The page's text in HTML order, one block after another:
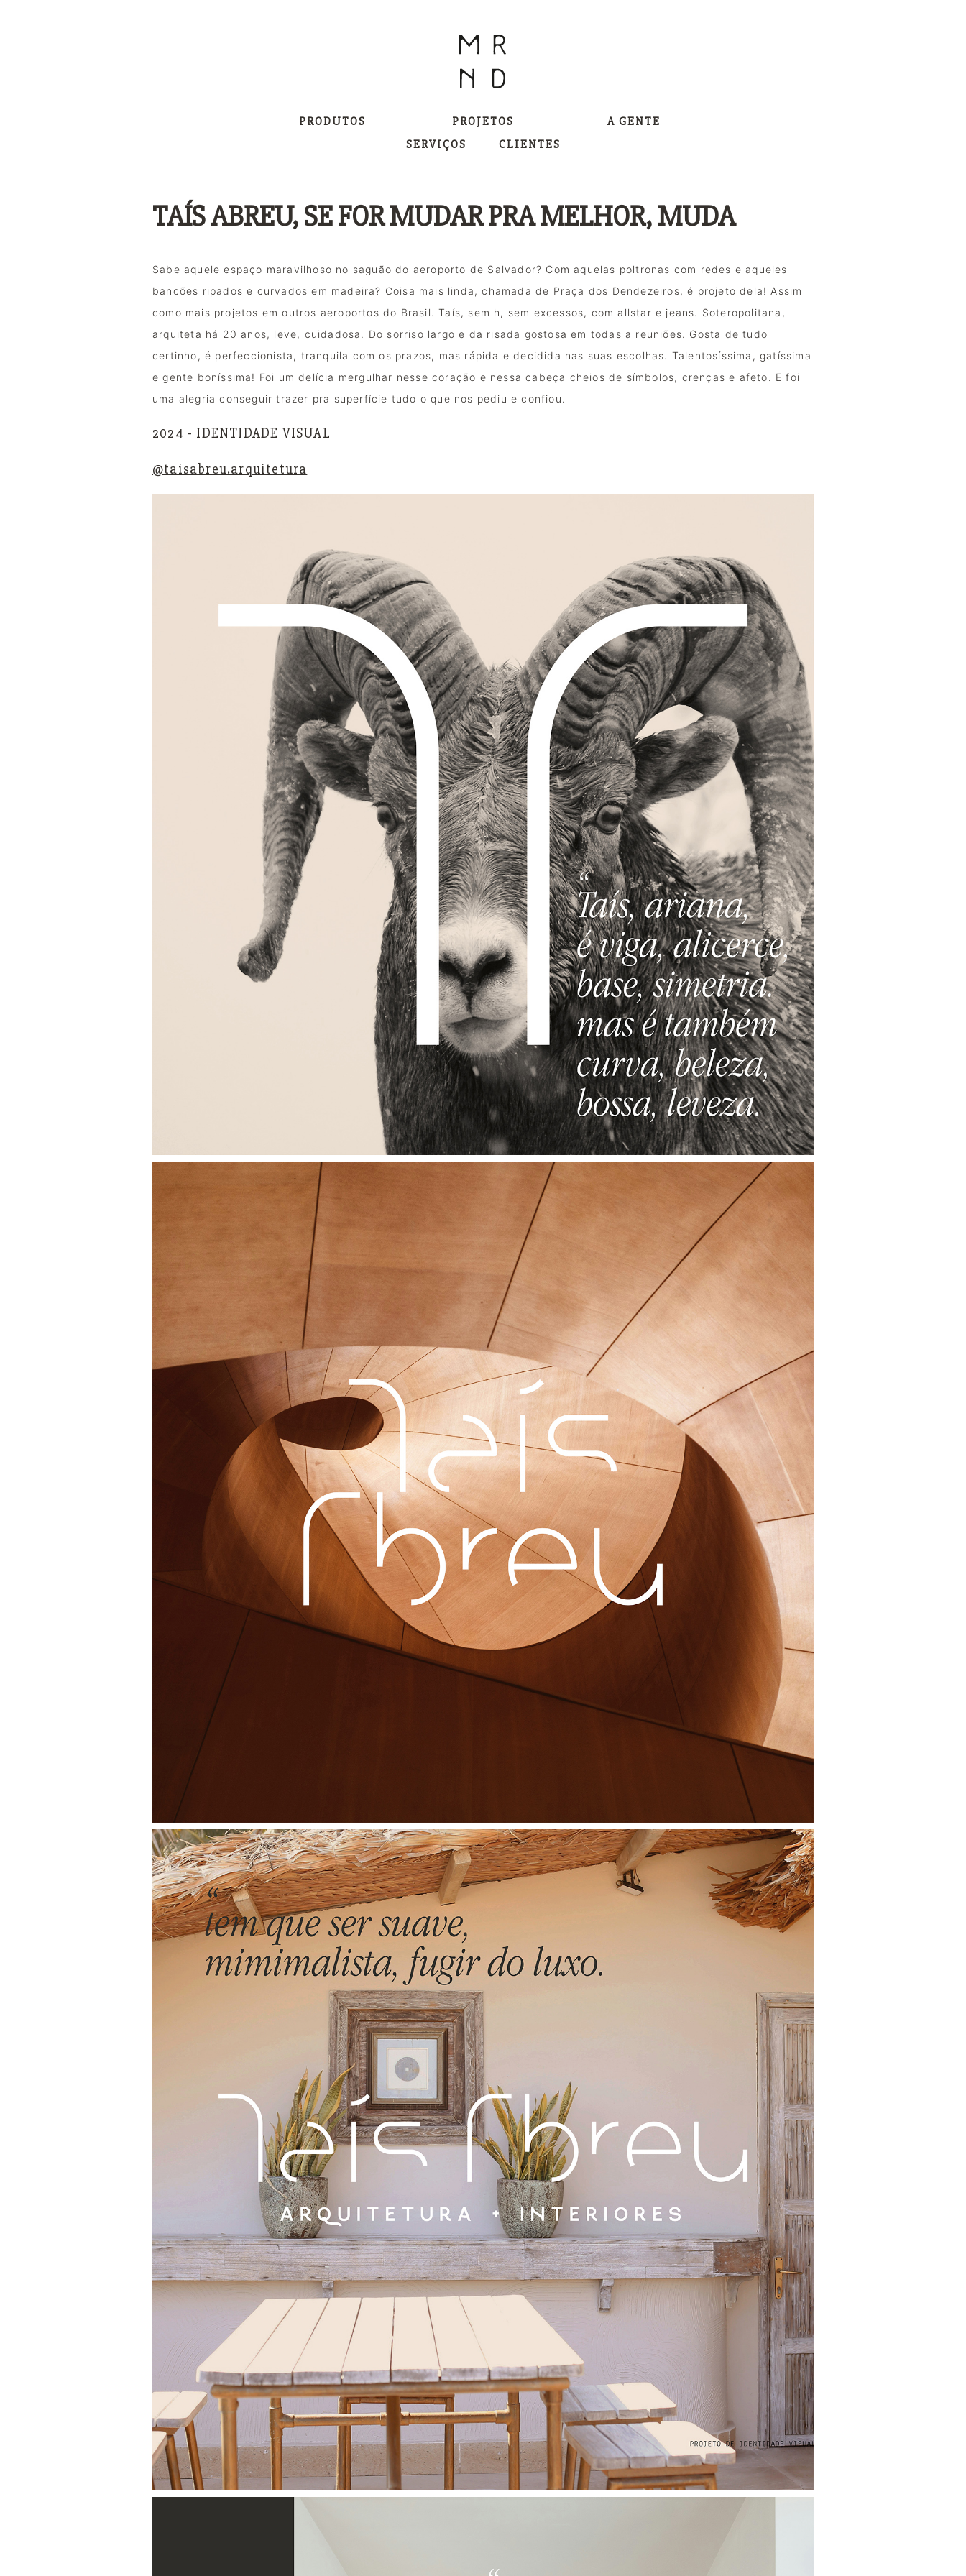
PRODUTOS
PROJETOS
SERVIÇOS
CLIENTES
A GENTE
TAÍS ABREU, SE FOR MUDAR PRA MELHOR, MUDA
Sabe aquele espaço maravilhoso no saguão do aeroporto de Salvador? Com aquelas poltronas com redes e aqueles
bancões ripados e curvados em madeira? Coisa mais linda, chamada de Praça dos Dendezeiros, é projeto dela! Assim
como mais projetos em outros aeroportos do Brasil. Taís, sem h, sem excessos, com allstar e jeans. Soteropolitana,
arquiteta há 20 anos, leve, cuidadosa. Do sorriso largo e da risada gostosa em todas a reuniões. Gosta de tudo
certinho, é perfeccionista, tranquila com os prazos, mas rápida e decidida nas suas escolhas. Talentosíssima, gatíssima
e gente boníssima! Foi um delícia mergulhar nesse coração e nessa cabeça cheios de símbolos, crenças e afeto. E foi
uma alegria conseguir trazer pra superfície tudo o que nos pediu e confiou.
2024 - IDENTIDADE VISUAL
@taisabreu.arquitetura